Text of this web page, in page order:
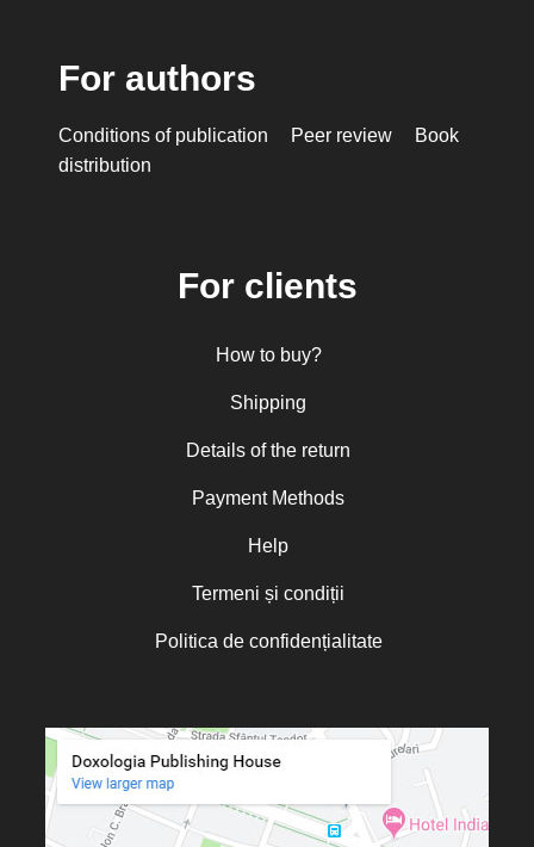
For authors
Conditions of publication Peer review
Book
distribution
For clients
How to buy?
Shipping
Details of the return
Payment Methods
Help
Termeni și condiții
Politica de confidențialitate